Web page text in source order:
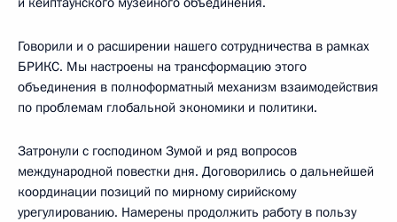
Говорили и о расширении нашего сотрудничества в рамках
БРИКС. Мы настроены на трансформацию этого
объединения в полноформатный механизм взаимодействия
по проблемам глобальной экономики и политики.
Затронули с господином Зумой и ряд вопросов
международной повестки дня. Договорились о дальнейшей
координации позиций по мирному сирийскому
урегулированию. Намерены продолжить работу в пользу